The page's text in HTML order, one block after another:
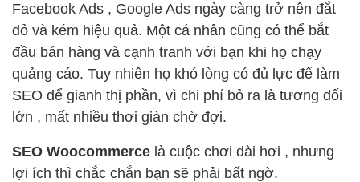
Facebook Ads , Google Ads ngày càng trở nên đắt
đỏ và kém hiệu quả. Một cá nhân cũng có thể bắt
đầu bán hàng và cạnh tranh với bạn khi họ chạy
quảng cáo. Tuy nhiên họ khó lòng có đủ lực để làm
SEO để gianh thị phần, vì chi phí bỏ ra là tương đối
lớn , mất nhiều thơi giàn chờ đợi.
SEO Woocommerce là cuộc chơi dài hơi , nhưng
lợi ích thì chắc chắn bạn sẽ phải bất ngờ.